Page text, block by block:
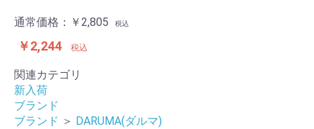
通常価格： ￥2,805 税込
￥2,244 税込
関連カテゴリ
新入荷
ブランド
ブランド ＞ DARUMA(ダルマ)